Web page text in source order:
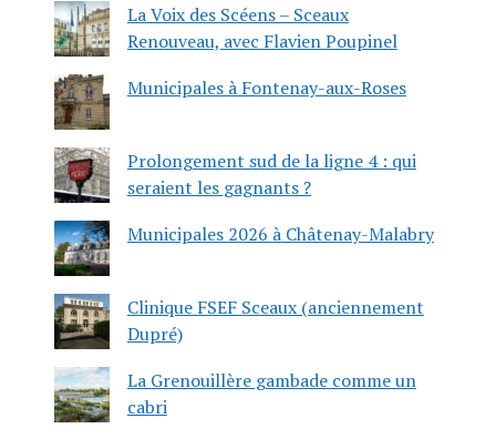
La Voix des Scéens – Sceaux
Renouveau, avec Flavien Poupinel
Municipales à Fontenay-aux-Roses
Prolongement sud de la ligne 4 : qui
seraient les gagnants ?
Municipales 2026 à Châtenay-Malabry
Clinique FSEF Sceaux (anciennement
Dupré)
La Grenouillère gambade comme un
cabri